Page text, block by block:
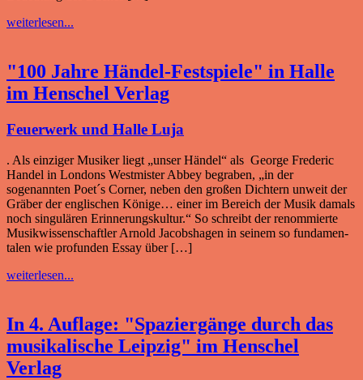
weiterlesen...
"100 Jahre Händel-Festspiele" in Halle
im Henschel Verlag
Feuerwerk und Halle Luja
. Als einziger Musiker liegt „unser Händel“ als George Frederic
Handel in Londons Westmister Abbey begraben, „in der
sogenannten Poet´s Corner, neben den großen Dichtern unweit der
Gräber der englischen Könige… einer im Bereich der Musik damals
noch singulären Erinnerungskultur.“ So schreibt der renommierte
Musikwissenschaftler Arnold Jacobshagen in seinem so fundamen­
talen wie profunden Essay über […]
weiterlesen...
In 4. Auflage: "Spaziergänge durch das
musikalische Leipzig" im Henschel
Verlag